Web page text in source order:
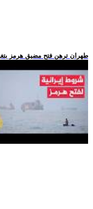
.. طهران ترهن فتح مضيق هرمز